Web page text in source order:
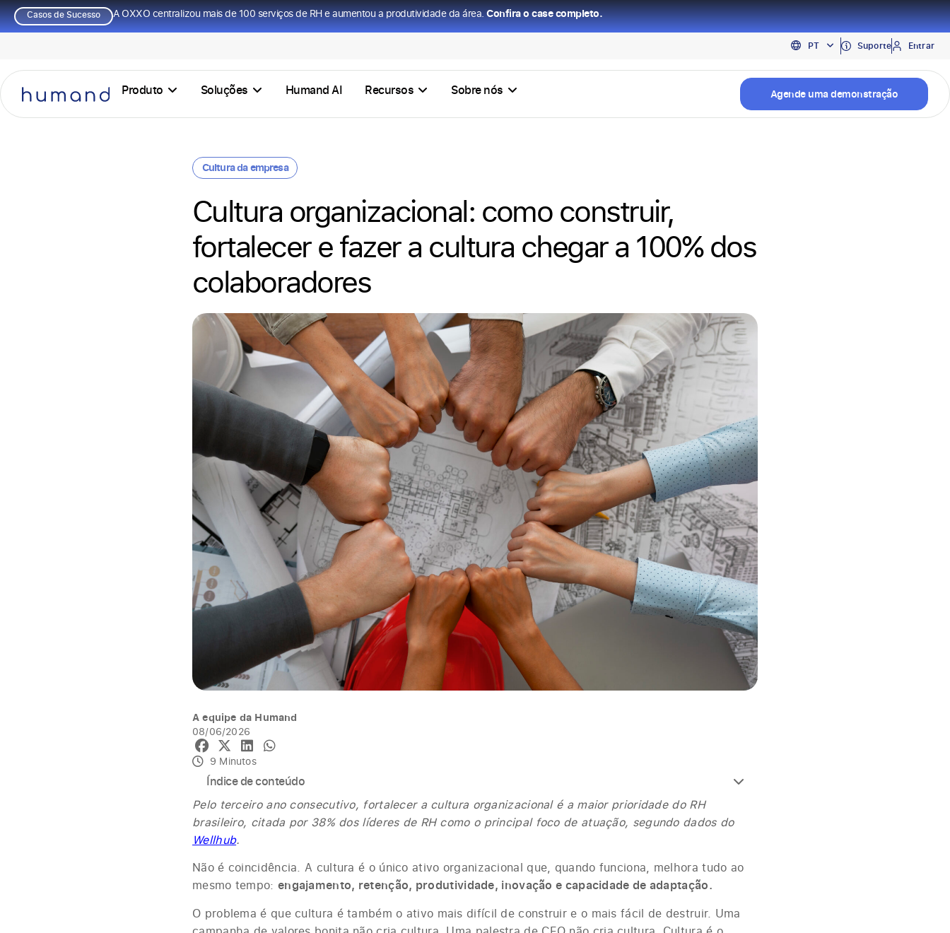
Casos de Sucesso A OXXO centralizou mais de 100 serviços de RH e aumentou a produtividade da área.Confira o case completo.
PT
EN
ES
Suporte Entrar
Produto Soluções Humand AI Recursos Sobre nós Agende uma demonstração
Cultura da empresa
Cultura organizacional: como construir,
fortalecer e fazer a cultura chegar a 100% dos
colaboradores
A equipe da Humand
08/06/2026
9 Minutos
Índice de conteúdo
Pelo terceiro ano consecutivo, fortalecer a cultura organizacional é a maior prioridade do RH
brasileiro, citada por 38% dos líderes de RH como o principal foco de atuação, segundo dados do
Wellhub.
Não é coincidência. A cultura é o único ativo organizacional que, quando funciona, melhora tudo ao
mesmo tempo: engajamento, retenção, produtividade, inovação e capacidade de adaptação.
O problema é que cultura é também o ativo mais difícil de construir e o mais fácil de destruir. Uma